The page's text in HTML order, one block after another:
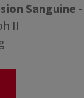
Sanguine
II